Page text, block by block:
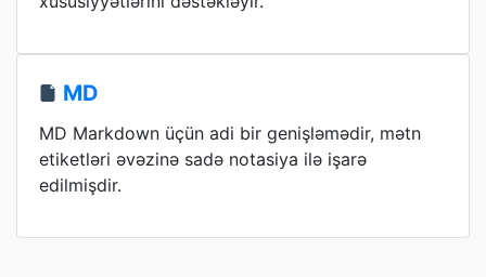
MD
MD Markdown üçün adi bir genişləmədir, mətn
etiketləri əvəzinə sadə notasiya ilə işarə
edilmişdir.